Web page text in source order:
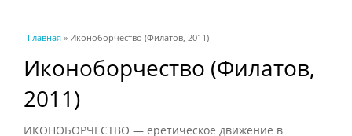
Вы здесь
Главная » Иконоборчество (Филатов, 2011)
Иконоборчество (Филатов,
2011)
ИКОНОБОРЧЕСТВО — еретическое движение в